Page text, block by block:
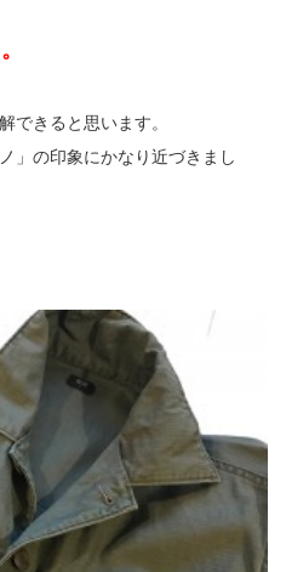
できると思います。
」の印象にかなり近づきまし